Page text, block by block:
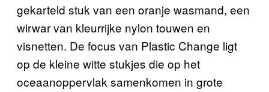
gekarteld stuk van een oranje wasmand, een
wirwar van kleurrijke nylon touwen en
visnetten. De focus van Plastic Change ligt
op de kleine witte stukjes die op het
oceaanoppervlak samenkomen in grote